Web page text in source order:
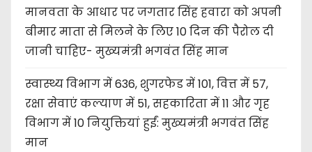
मानवता के आधार पर जगतार सिंह हवारा को अपनी
बीमार माता से मिलने के लिए 10 दिन की पैरोल दी
जानी चाहिए- मुख्यमंत्री भगवंत सिंह मान
स्वास्थ्य विभाग में 636, शुगरफेड में 101, वित्त में 57,
रक्षा सेवाएं कल्याण में 51, सहकारिता में 11 और गृह
विभाग में 10 नियुक्तियां हुईं: मुख्यमंत्री भगवंत सिंह
मान